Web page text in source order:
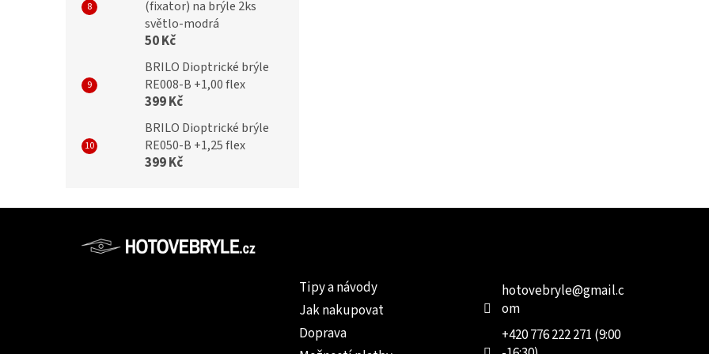
(fixator) na brýle 2ks
světlo-modrá
50 Kč
BRILO Dioptrické brýle
RE008-B +1,00 flex
399 Kč
BRILO Dioptrické brýle
RE050-B +1,25 flex
399 Kč
Tipy a návody
Jak nakupovat
Doprava
hotovebryle@gmail.c
om
+420 776 222 271 (9:00